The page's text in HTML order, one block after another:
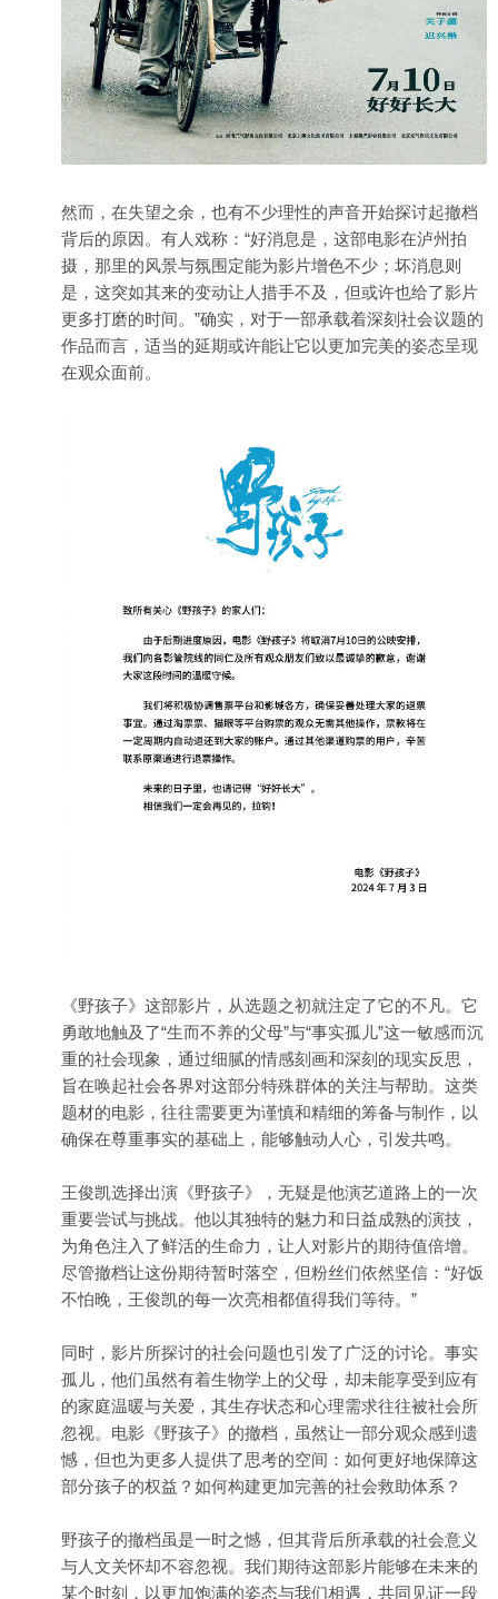
然而，在失望之余，也有不少理性的声音开始探讨起撤档
背后的原因。有人戏称：“好消息是，这部电影在泸州拍
摄，那里的风景与氛围定能为影片增色不少；坏消息则
是，这突如其来的变动让人措手不及，但或许也给了影片
更多打磨的时间。”确实，对于一部承载着深刻社会议题的
作品而言，适当的延期或许能让它以更加完美的姿态呈现
在观众面前。
《野孩子》这部影片，从选题之初就注定了它的不凡。它
勇敢地触及了“生而不养的父母”与“事实孤儿”这一敏感而沉
重的社会现象，通过细腻的情感刻画和深刻的现实反思，
旨在唤起社会各界对这部分特殊群体的关注与帮助。这类
题材的电影，往往需要更为谨慎和精细的筹备与制作，以
确保在尊重事实的基础上，能够触动人心，引发共鸣。
王俊凯选择出演《野孩子》，无疑是他演艺道路上的一次
重要尝试与挑战。他以其独特的魅力和日益成熟的演技，
为角色注入了鲜活的生命力，让人对影片的期待值倍增。
尽管撤档让这份期待暂时落空，但粉丝们依然坚信：“好饭
不怕晚，王俊凯的每一次亮相都值得我们等待。”
同时，影片所探讨的社会问题也引发了广泛的讨论。事实
孤儿，他们虽然有着生物学上的父母，却未能享受到应有
的家庭温暖与关爱，其生存状态和心理需求往往被社会所
忽视。电影《野孩子》的撤档，虽然让一部分观众感到遗
憾，但也为更多人提供了思考的空间：如何更好地保障这
部分孩子的权益？如何构建更加完善的社会救助体系？
野孩子的撤档虽是一时之憾，但其背后所承载的社会意义
与人文关怀却不容忽视。我们期待这部影片能够在未来的
某个时刻，以更加饱满的姿态与我们相遇，共同见证一段